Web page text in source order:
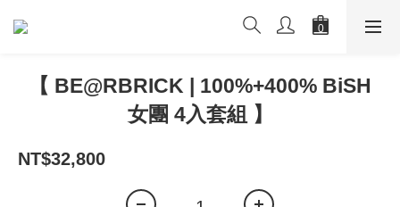
【 BE@RBRICK | 100%+400% BiSH
女團 4入套組 】
NT$32,800